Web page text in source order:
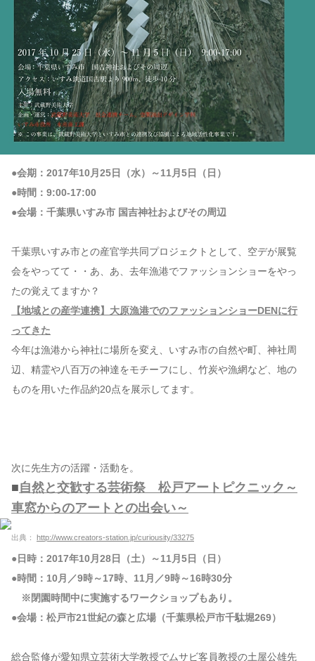
●会期：2017年10月25日（水）～11月5日（日）
●時間：9:00-17:00
●会場：千葉県いすみ市 国吉神社およびその周辺
千葉県いすみ市との産官学共同プロジェクトとして、空デが展覧
会をやってて・・あ、あ、去年漁港でファッションショーをやっ
たの覚えてますか？
【地域との産学連携】大原漁港でのファッションショーDENに行
ってきた
今年は漁港から神社に場所を変え、いすみ市の自然や町、神社周
辺、精霊や八百万の神達をモチーフにし、竹炭や漁網など、地の
ものを用いた作品約20点を展示してます。
次に先生方の活躍・活動を。
■自然と交歓する芸術祭 松戸アートピクニック～
車窓からのアートとの出会い～
出典： http://www.creators-station.jp/curiousity/33275
●日時：2017年10月28日（土）～11月5日（日）
●時間：10月／9時～17時、11月／9時～16時30分
※閉園時間中に実施するワークショップもあり。
●会場：松戸市21世紀の森と広場（千葉県松戸市千駄堀269）
総合監修が愛知県立芸術大学教授でムサビ客員教授の土屋公雄先